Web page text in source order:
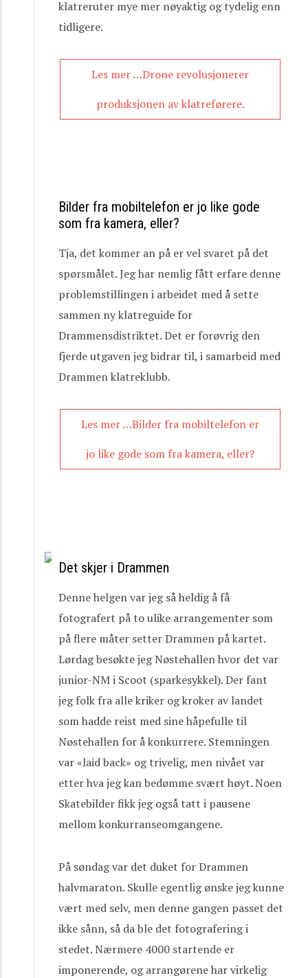
klatreruter mye mer nøyaktig og tydelig enn
tidligere.
Les mer …Drone revolusjonerer
produksjonen av klatreførere.
Bilder fra mobiltelefon er jo like gode
som fra kamera, eller?
Tja, det kommer an på er vel svaret på det
spørsmålet. Jeg har nemlig fått erfare denne
problemstillingen i arbeidet med å sette
sammen ny klatreguide for
Drammensdistriktet. Det er forøvrig den
fjerde utgaven jeg bidrar til, i samarbeid med
Drammen klatreklubb.
Les mer …Bilder fra mobiltelefon er
jo like gode som fra kamera, eller?
Det skjer i Drammen
Denne helgen var jeg så heldig å få
fotografert på to ulike arrangementer som
på flere måter setter Drammen på kartet.
Lørdag besøkte jeg Nøstehallen hvor det var
junior-NM i Scoot (sparkesykkel). Der fant
jeg folk fra alle kriker og kroker av landet
som hadde reist med sine håpefulle til
Nøstehallen for å konkurrere. Stemningen
var «laid back» og trivelig, men nivået var
etter hva jeg kan bedømme svært høyt. Noen
Skatebilder fikk jeg også tatt i pausene
mellom konkurranseomgangene.
På søndag var det duket for Drammen
halvmaraton. Skulle egentlig ønske jeg kunne
vært med selv, men denne gangen passet det
ikke sånn, så da ble det fotografering i
stedet. Nærmere 4000 startende er
imponerende, og arrangørene har virkelig